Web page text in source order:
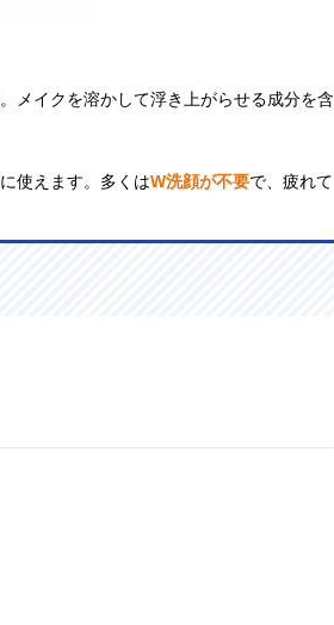
メイクを溶かして浮き上がらせる成分を含
使えます。多くはW洗顔が不要で、疲れて